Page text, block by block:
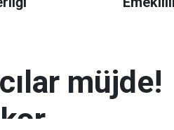
müjde!